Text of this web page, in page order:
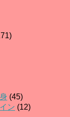
(45)
ン (12)